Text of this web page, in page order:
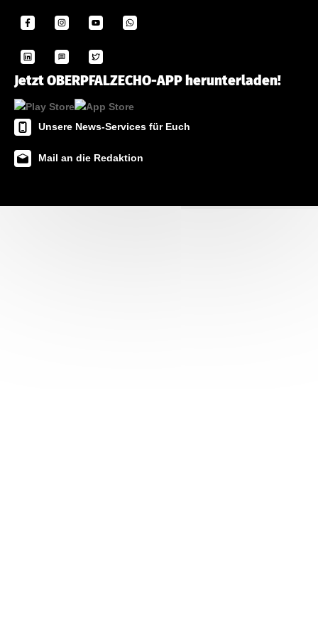
Jetzt OBERPFALZECHO-APP herunterladen!
Unsere News-Services für Euch
Mail an die Redaktion